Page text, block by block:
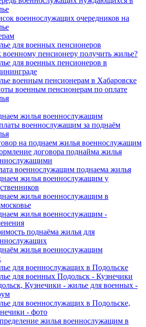
военнослужащих очередников на
для военных пенсионеров
военному пенсионеру получить жилье?
для военных пенсионеров в
военным пенсионерам в Хабаровске
военным пенсионерам по оплате
жилья военнослужащим
военнослужащим за поднаём
на поднаем жилья военнослужащим
договора поднайма жилья
военнослужащим поднаема жилья
жилья военнослужащим у
жилья военнослужащим в
жилья военнослужащим -
поднаёма жилья для
жилья военнослужащим
для военнослужащих в Подольске
для военных Подольск - Кузнечики
Кузнечики - жилье для военных -
для военнослужащих в Подольске,
- фото
жилья военнослужащим в